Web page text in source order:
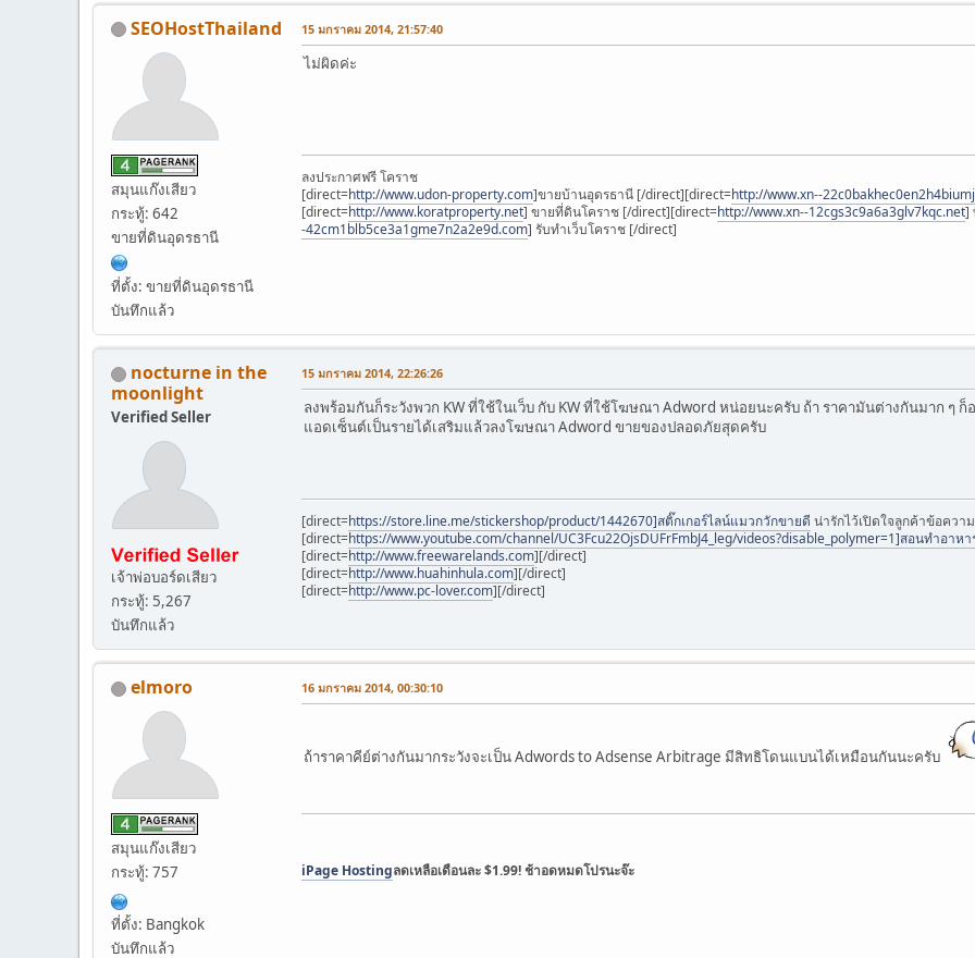
SEOHostThailand
สมุนแก๊งเสียว
กระทู้: 642
ขายที่ดินอุดรธานี
ที่ตั้ง: ขายที่ดินอุดรธานี
บันทึกแล้ว
15 มกราคม 2014, 21:57:40
ไม่ผิดค่ะ
ลงประกาศฟรี โคราช
[direct=http://www.udon-property.com]‎ขายบ้านอุดรธานี [/direct][direct=http://www.xn--
[direct=http://www.koratproperty.net] ขายที่ดินโคราช [/direct][direct=http://www.xn--12cgs3c9a6a3glv7kqc.net]‎
-42cm1blb5ce3a1gme7n2a2e9d.com] รับทำเว็บโคราช [/direct]
nocturne in the
moonlight
Verified Seller
เจ้าพ่อบอร์ดเสียว
กระทู้: 5,267
บันทึกแล้ว
15 มกราคม 2014, 22:26:26
ลงพร้อมกันก็ระวังพวก KW ที่ใช้ในเว็บ กับ KW ที่ใช้โฆษณา Adword หน่อยนะครับ ถ้า ราคามันต่างกันมาก ๆ
แอดเซ็นต์เป็นรายได้เสริมแล้วลงโฆษณา Adword ขายของปลอดภัยสุดครับ
[direct=https://store.line.me/stickershop/product/1442670]สติ๊กเกอร์ไลน์แมวกวักขายดี น่ารักไว้เปิดใจลูกค้าข้อคว
[direct=https://www.youtube.com/channel/UC3Fcu22OjsDUFrFmbJ4_leg/videos?disable_polymer=1]สอนทำอาห
[direct=http://www.freewarelands.com][/direct]
[direct=http://www.huahinhula.com][/direct]
[direct=http://www.pc-lover.com][/direct]
elmoro
สมุนแก๊งเสียว
กระทู้: 757
ที่ตั้ง: Bangkok
บันทึกแล้ว
16 มกราคม 2014, 00:30:10
ถ้าราคาคีย์ต่างกันมากระวังจะเป็น Adwords to Adsense Arbitrage มีสิทธิโดนแบนได้เหมือนกันนะครับ
iPage Hostingลดเหลือเดือนละ $1.99! ช้าอดหมดโปรนะจ๊ะ